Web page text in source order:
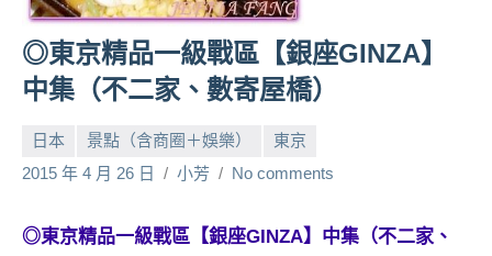
來
News
金
號
節
底、
◎東京精品一級戰區【銀座GINZA】
中集（不二家、數寄屋橋）
日本 景點（含商圈＋娛樂）
東京
2015 年 4 月 26 日
小芳 No comments
◎東京精品一級戰區【銀座GINZA】中集（不二家、